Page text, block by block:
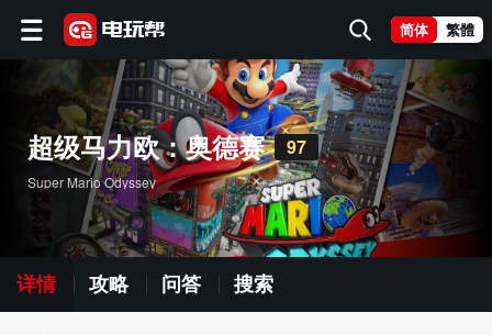
简体 繁體
超级马力欧：奥德赛 97
Super Mario Odyssey
详情 攻略 问答 搜索